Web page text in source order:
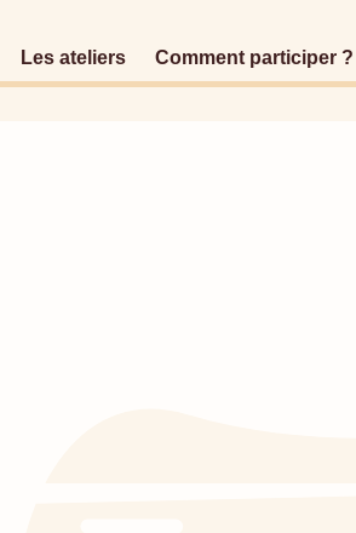
Les ateliers Comment participer ?